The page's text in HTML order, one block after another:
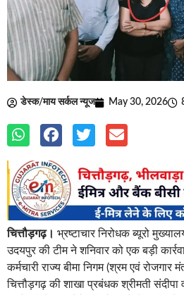
डेस्क/माय सर्कल न्यूज May 30, 2026
चित्तौड़गढ़। भ्रष्टाचार निरोधक ब्यूरो
उदयपुर की टीम ने शनिवार को एक बड़ी
कर्मचारी राज्य बीमा निगम (श्रम एवं रोजगार
चित्तौड़गढ़ की शाखा प्रबंधक श्रीमती संदीपा